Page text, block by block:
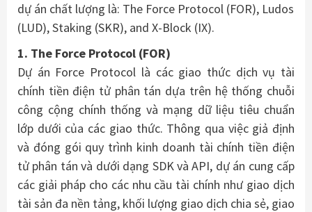
dự án chất lượng là: The Force Protocol (FOR), Ludos
(LUD), Staking (SKR), and X-Block (IX).
1. The Force Protocol (FOR)
Dự án Force Protocol là các giao thức dịch vụ tài
chính tiền điện tử phân tán dựa trên hệ thống chuỗi
công cộng chính thống và mạng dữ liệu tiêu chuẩn
lớp dưới của các giao thức. Thông qua việc giả định
và đóng gói quy trình kinh doanh tài chính tiền điện
tử phân tán và dưới dạng SDK và API, dự án cung cấp
các giải pháp cho các nhu cầu tài chính như giao dịch
tài sản đa nền tảng, khối lượng giao dịch chia sẻ, giao